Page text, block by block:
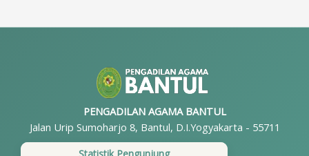
PENGADILAN AGAMA BANTUL
Jalan Urip Sumoharjo 8, Bantul, D.I.Yogyakarta - 55711